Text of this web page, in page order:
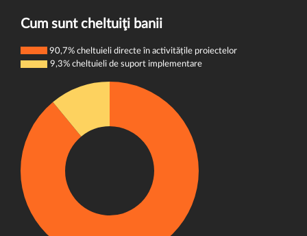
Politica de cookie-uri
Cum sunt cheltuiţi banii
90,7% cheltuieli directe în activitățile proiectelor
9,3% cheltuieli de suport implementare